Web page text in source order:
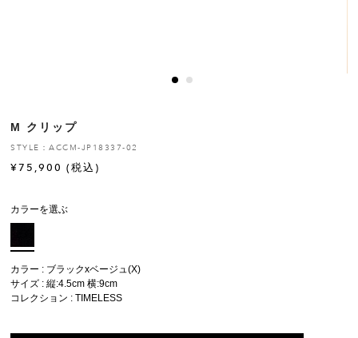
お修理について
M クリップ
STYLE：ACCM-JP18337-02
¥75,900 (税込)
カラーを選ぶ
カラー : ブラックxベージュ(X)
サイズ : 縦:4.5cm 横:9cm
コレクション :TIMELESS